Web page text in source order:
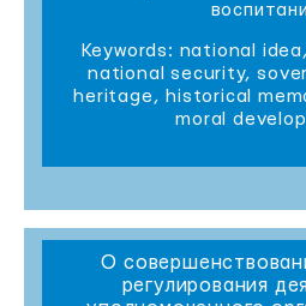
Keywords: national
national security,
heritage, historical
moral
О
регулирования